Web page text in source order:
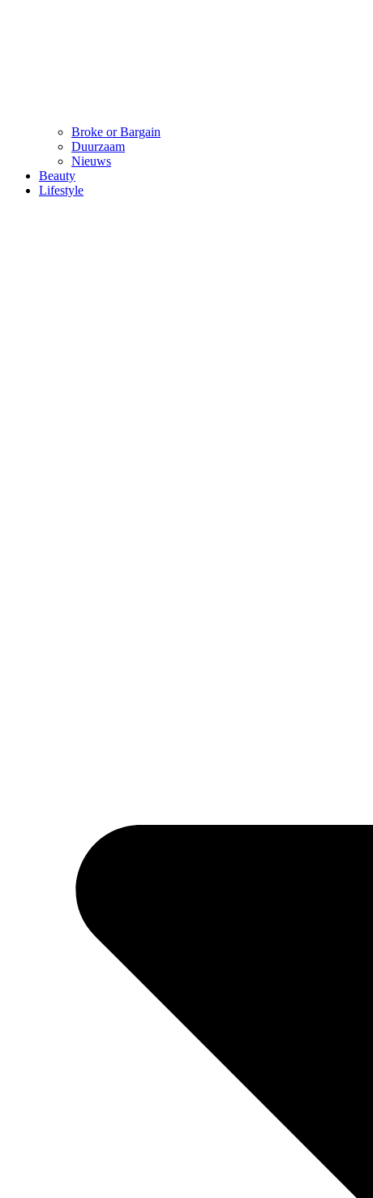
Broke or Bargain
Duurzaam
Nieuws
Beauty
Lifestyle